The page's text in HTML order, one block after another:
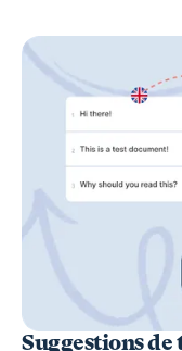
Suggestions